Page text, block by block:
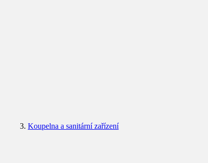
Koupelna a sanitární zařízení